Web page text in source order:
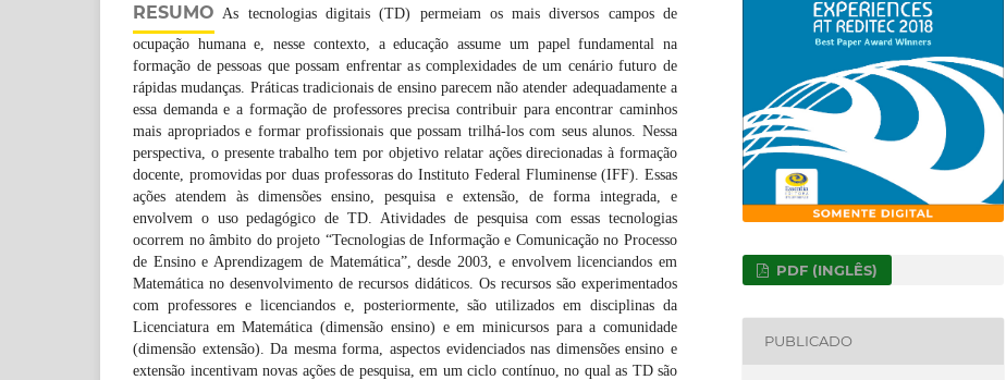
RESUMO As tecnologias digitais (TD) permeiam os mais diversos campos de
ocupação humana e, nesse contexto, a educação assume um papel fundamental na
formação de pessoas que possam enfrentar as complexidades de um cenário futuro de
rápidas mudanças. Práticas tradicionais de ensino parecem não atender adequadamente a
essa demanda e a formação de professores precisa contribuir para encontrar caminhos
mais apropriados e formar profissionais que possam trilhá-los com seus alunos. Nessa
perspectiva, o presente trabalho tem por objetivo relatar ações direcionadas à formação
docente, promovidas por duas professoras do Instituto Federal Fluminense (IFF). Essas
ações atendem às dimensões ensino, pesquisa e extensão, de forma integrada, e
envolvem o uso pedagógico de TD. Atividades de pesquisa com essas tecnologias
ocorrem no âmbito do projeto “Tecnologias de Informação e Comunicação no Processo
de Ensino e Aprendizagem de Matemática”, desde 2003, e envolvem licenciandos em
Matemática no desenvolvimento de recursos didáticos. Os recursos são experimentados
com professores e licenciandos e, posteriormente, são utilizados em disciplinas da
Licenciatura em Matemática (dimensão ensino) e em minicursos para a comunidade
(dimensão extensão). Da mesma forma, aspectos evidenciados nas dimensões ensino e
extensão incentivam novas ações de pesquisa, em um ciclo contínuo, no qual as TD são
PDF (INGLÊS)
PUBLICADO